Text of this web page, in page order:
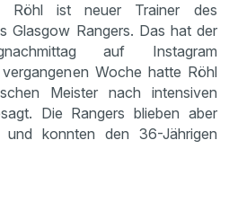
Röhl ist neuer Trainer des
Glasgow Rangers. Das hat der
auf Instagram
Woche hatte Röhl
Meister nach intensiven
Die Rangers blieben aber
und konnten den 36-Jährigen